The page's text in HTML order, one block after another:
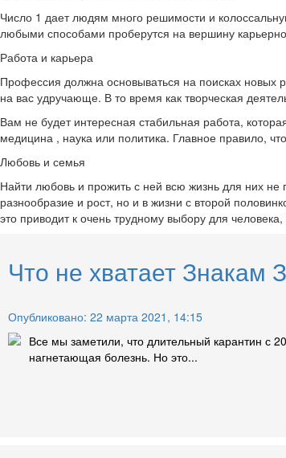
Число 1 дает людям много решимости и
любыми способами проберутся на вершину
Работа и карьера
Профессия должна основываться на поисках новых
на вас удручающе. В то время как творческая
Вам не будет интересная стабильная работа,
медицина , наука или политика. Главное правило,
Любовь и семья
Найти любовь и прожить с ней всю жизнь для них не
разнообразие и рост, но и в жизни с второй
это приводит к очень трудному выбору для
Что не хватает Знакам
Опубликовано: 22 марта 2021, 14:15
Все мы заметили, что длительный карантин с
нагнетающая болезнь. Но это...